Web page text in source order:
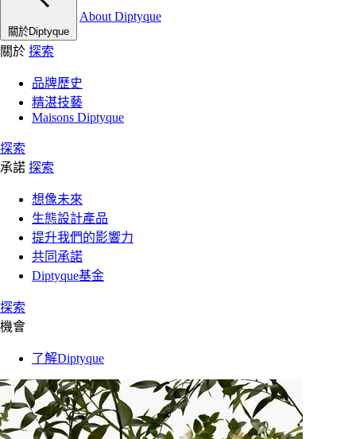
關於Diptyque
About Diptyque
關於 探索
品牌歷史
精湛技藝
Maisons Diptyque
探索
承諾 探索
想像未來
生態設計產品
提升我們的影響力
共同承諾
Diptyque基金
探索
機會
了解Diptyque